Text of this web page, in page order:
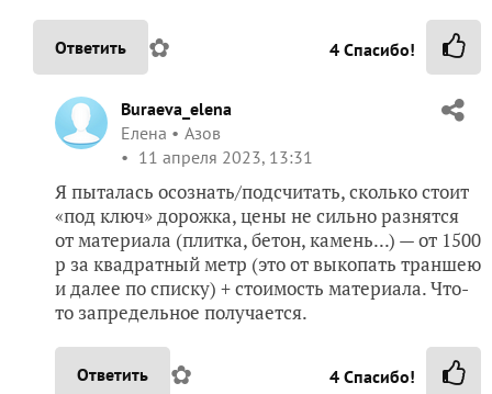
Ответить ✿ 4 Спасибо!
Buraeva_elena
Елена
Азов
11 апреля 2023, 13:31
Я пыталась осознать/подсчитать, сколько стоит
«под ключ» дорожка, цены не сильно разнятся
от материала (плитка, бетон, камень...) — от 1500
р за квадратный метр (это от выкопать траншею
и далее по списку) + стоимость материала. Что-
то запредельное получается.
Ответить ✿ 4 Спасибо!